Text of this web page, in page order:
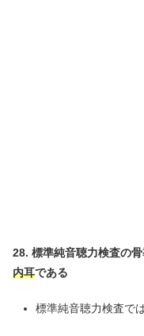
28. 標準純音聴力検査の
内耳である
標準純音聴力検査で